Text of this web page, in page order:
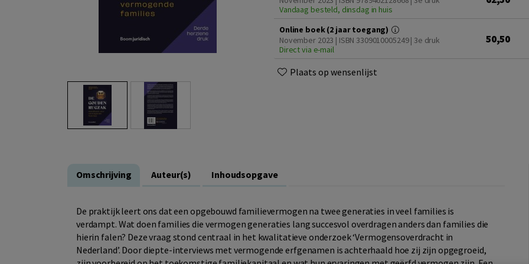
Vandaag besteld, dinsdag in huis
Online boek (2 jaar toegang)
November 2023 | ISBN 3309010005249 | 3e druk
Direct via e-mail
50,50
Plaats op wensenlijst
Omschrijving Auteur(s) Inhoudsopgave
De praktijk leert ons dat een opgebouwd familievermogen na twee generaties in veel families is
verdampt. Wat doen families die vermogen generaties lang succesvol overdragen anders dan families die
hierin falen? Deze vraag stond centraal in het kwalitatieve onderzoek ‘Vermogensoverdracht in
Nederland’. Door diepte-interviews met vermogende erfgenamen is achterhaald hoe zij zijn opgegroeid,